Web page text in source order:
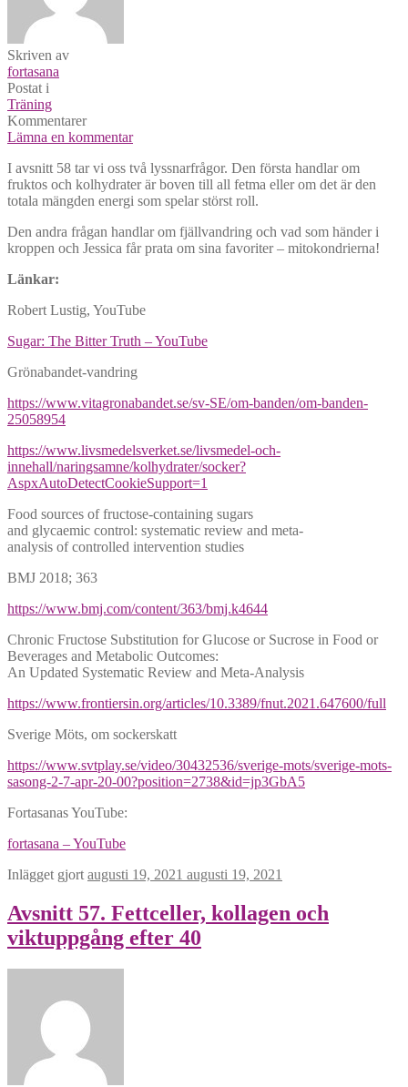
Skriven av
fortasana
Postat i
Träning
Kommentarer
Lämna en kommentar
I avsnitt 58 tar vi oss två lyssnarfrågor. Den första handlar om
fruktos och kolhydrater är boven till all fetma eller om det är den
totala mängden energi som spelar störst roll.
Den andra frågan handlar om fjällvandring och vad som händer i
kroppen och Jessica får prata om sina favoriter – mitokondrierna!
Länkar:
Robert Lustig, YouTube
Sugar: The Bitter Truth – YouTube
Grönabandet-vandring
https://www.vitagronabandet.se/sv-SE/om-banden/om-banden-
25058954
https://www.livsmedelsverket.se/livsmedel-och-
innehall/naringsamne/kolhydrater/socker?
AspxAutoDetectCookieSupport=1
Food sources of fructose-containing sugars
and glycaemic control: systematic review and meta-
analysis of controlled intervention studies
BMJ 2018; 363
https://www.bmj.com/content/363/bmj.k4644
Chronic Fructose Substitution for Glucose or Sucrose in Food or
Beverages and Metabolic Outcomes:
An Updated Systematic Review and Meta-Analysis
https://www.frontiersin.org/articles/10.3389/fnut.2021.647600/full
Sverige Möts, om sockerskatt
https://www.svtplay.se/video/30432536/sverige-mots/sverige-mots-
sasong-2-7-apr-20-00?position=2738&id=jp3GbA5
Fortasanas YouTube:
fortasana – YouTube
Inlägget gjort augusti 19, 2021 augusti 19, 2021
Avsnitt 57. Fettceller, kollagen och
viktuppgång efter 40